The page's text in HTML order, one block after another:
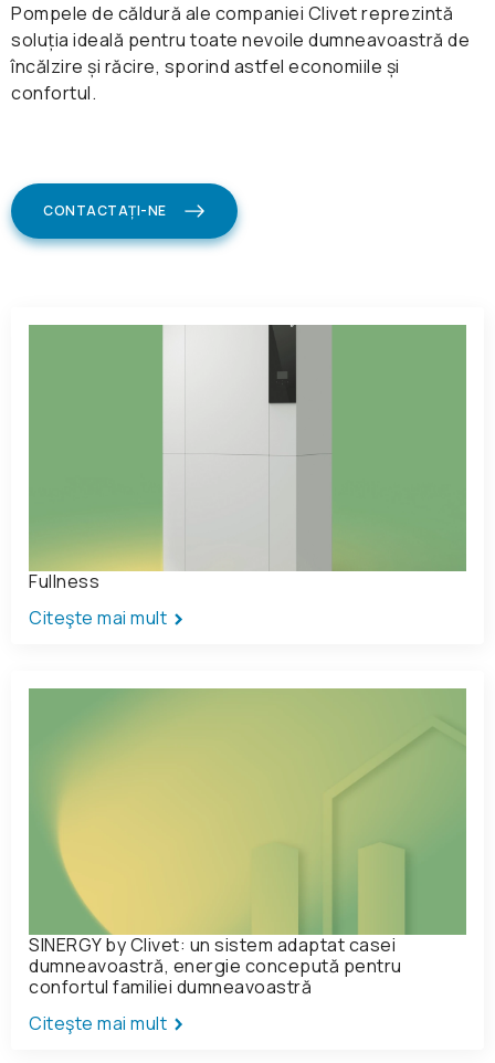
Pompele de căldură ale companiei Clivet reprezintă
soluția ideală pentru toate nevoile dumneavoastră de
încălzire și răcire, sporind astfel economiile și
confortul.
CONTACTAȚI-NE
Fullness
Citeşte mai mult
SINERGY by Clivet: un sistem adaptat casei
dumneavoastră, energie concepută pentru
confortul familiei dumneavoastră
Citeşte mai mult